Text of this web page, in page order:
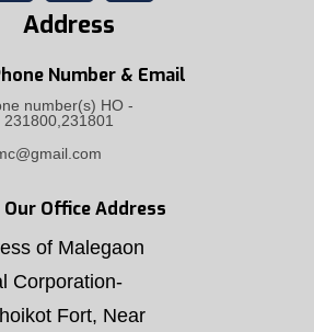
Address
Number & Email
number(s) HO -
Our Office Address
of Malegaon
Corporation-
Fort, Near